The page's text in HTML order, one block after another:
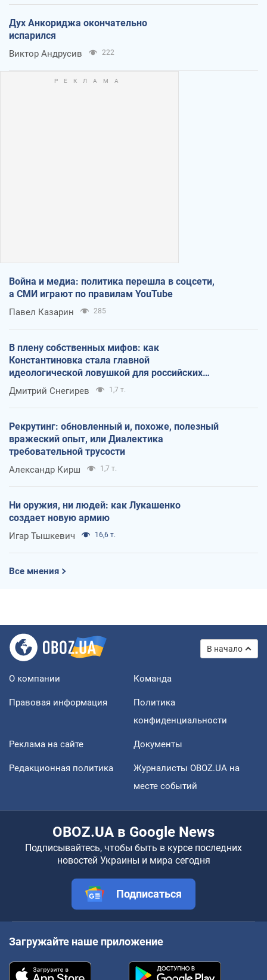
Дух Анкориджа окончательно
испарился
Виктор Андрусив 222
Война и медиа: политика перешла в соцсети,
а СМИ играют по правилам YouTube
Павел Казарин 285
В плену собственных мифов: как
Константиновка стала главной
идеологической ловушкой для российских
оккупантов
Дмитрий Снегирев 1,7 т.
Рекрутинг: обновленный и, похоже, полезный
вражеский опыт, или Диалектика
требовательной трусости
Александр Кирш 1,7 т.
Ни оружия, ни людей: как Лукашенко
создает новую армию
Игар Тышкевич 16,6 т.
Все мнения
В начало
О компании Команда
Правовая информация
Политика
конфиденциальности
Реклама на сайте Документы
Редакционная политика
Журналисты OBOZ.UA на
месте событий
OBOZ.UA в Google News
Подписывайтесь, чтобы быть в курсе последних
новостей Украины и мира сегодня
Подписаться
Загружайте наше приложение